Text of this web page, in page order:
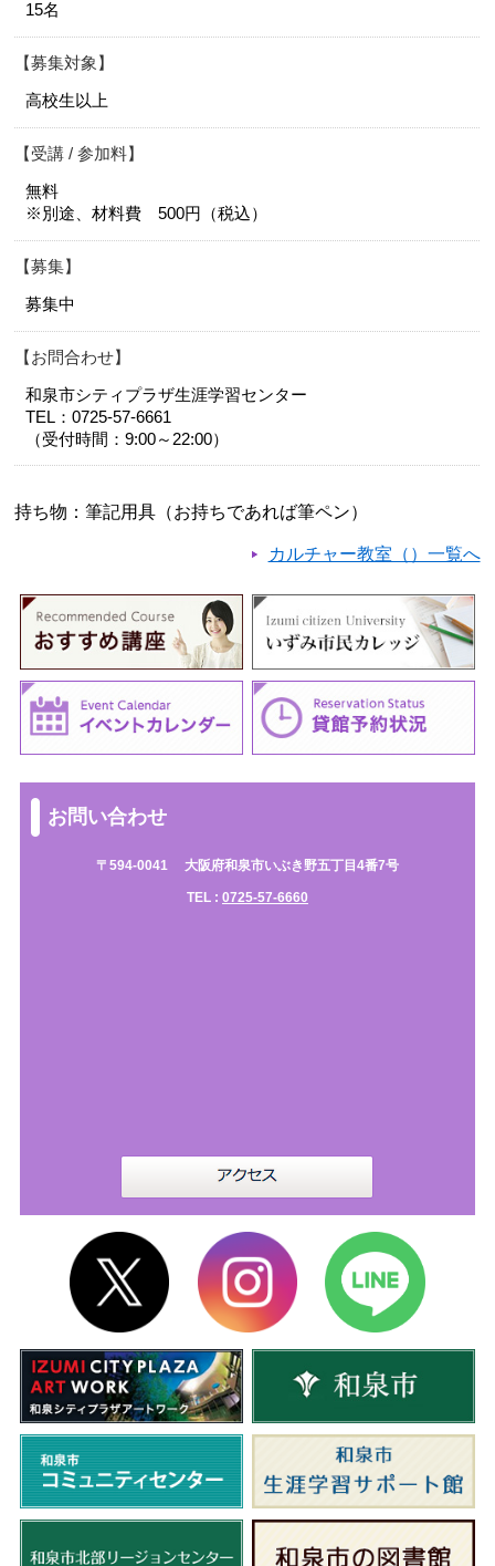
15名
募集対象
高校生以上
受講 / 参加料
無料
※別途、材料費 500円（税込）
募集
募集中
お問合わせ
和泉市シティプラザ生涯学習センター
TEL：0725-57-6661
（受付時間：9:00～22:00）
持ち物：筆記用具（お持ちであれば筆ペン）
カルチャー教室（）一覧へ
お問い合わせ
〒594-0041 大阪府和泉市いぶき野五丁目4番7号
TEL : 0725-57-6660